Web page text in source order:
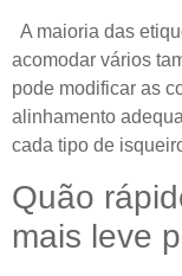
A maioria das
acomodar vários
pode modificar as
alinhamento
cada tipo de
Quão
mais leve